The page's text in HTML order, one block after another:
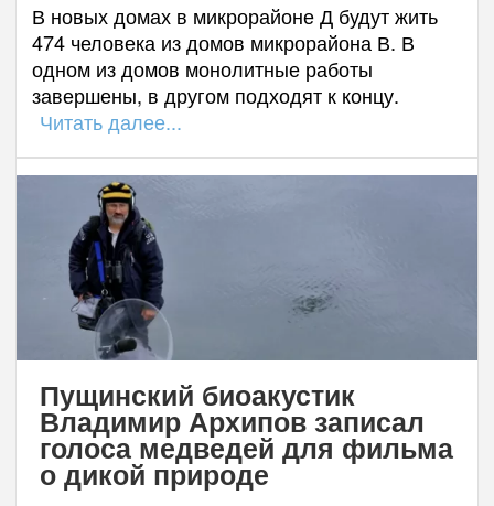
В новых домах в микрорайоне Д будут жить
474 человека из домов микрорайона В. В
одном из домов монолитные работы
завершены, в другом подходят к концу.
Читать далее...
Пущинский биоакустик
Владимир Архипов записал
голоса медведей для фильма
о дикой природе